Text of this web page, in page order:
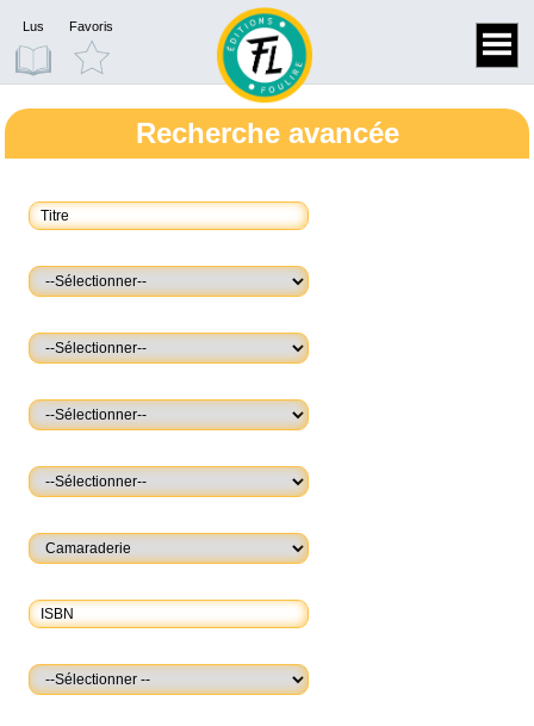
Lus Favoris
Recherche avancée